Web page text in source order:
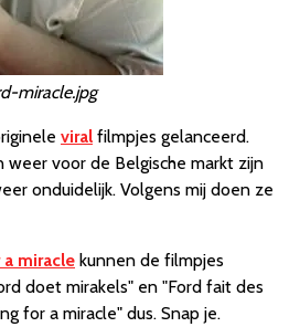
miracle.jpg
viral filmpjes gelanceerd.
weer voor de Belgische markt zijn
onduidelijk. Volgens mij doen ze
miracle kunnen de filmpjes
doet mirakels" en "Ford fait des
for a miracle" dus. Snap je.